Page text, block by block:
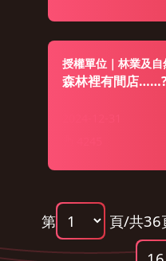
授權單位｜林業及
森林裡有間店
第 頁/共36